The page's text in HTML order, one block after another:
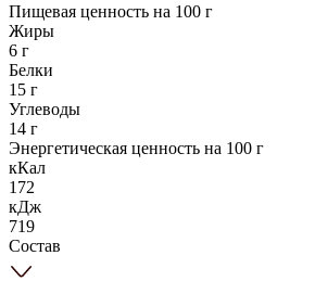
Пищевая ценность на 100 г
Жиры
6 г
Белки
15 г
Углеводы
14 г
Энергетическая ценность на 100 г
кКал
172
кДж
719
Состав